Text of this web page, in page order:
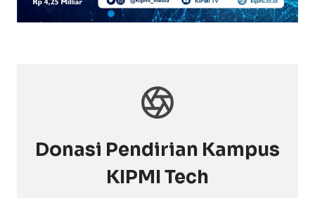
Donasi Pendirian Kampus
KIPMI Tech